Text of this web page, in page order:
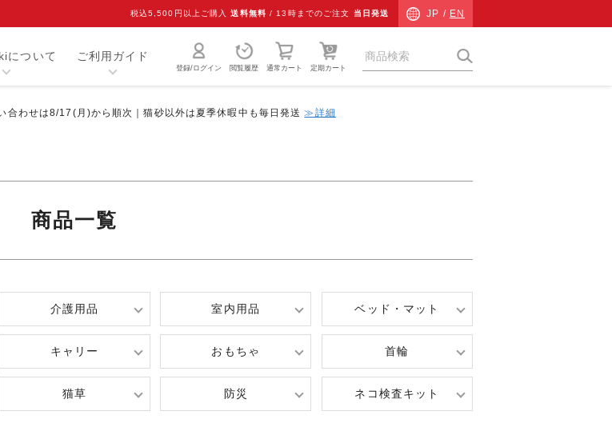
税込5,500円以上ご購入送料無料 / 13時までのご注文 当日発送 JP / EN
砂・トイレ用品
室内用品
お手入れ用品
について ご利用ガイド
登録/ログイン 閲覧履歴 通常カート 定期カート
合わせは8/17(月)から順次｜猫砂以外は夏季休暇中も毎日発送≫詳細
商品一覧
介護用品 室内用品 ベッド・マット
キャリー おもちゃ 首輪
猫草 防災 ネコ検査キット